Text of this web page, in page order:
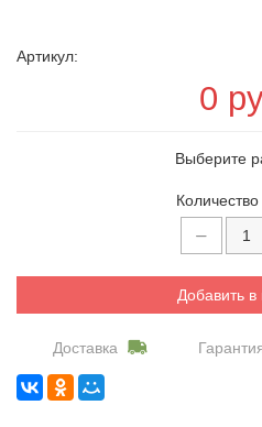
Артикул:
0
Выберите
Добавить в
Доставка